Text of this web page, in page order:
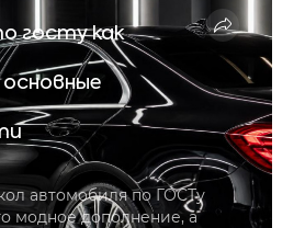
госту как
автомобиля по ГОСТу
модное дополнение, а